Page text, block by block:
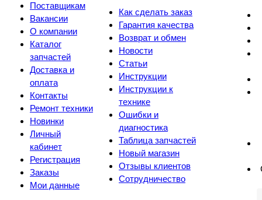
Поставщикам
Вакансии
О компании
Каталог
запчастей
Доставка и
оплата
Контакты
Ремонт техники
Новинки
Личный
кабинет
Регистрация
Заказы
Мои данные
Как сделать заказ
Гарантия качества
Возврат и обмен
Новости
Статьи
Инструкции
Инструкции к
технике
Ошибки и
диагностика
Таблица запчастей
Новый магазин
Отзывы клиентов
Сотрудничество